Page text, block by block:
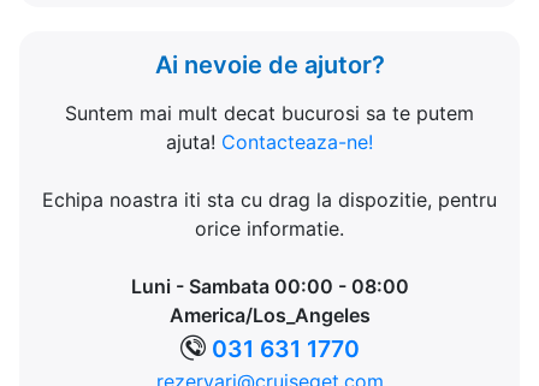
Ai nevoie de ajutor?
Suntem mai mult decat bucurosi sa te putem
ajuta! Contacteaza-ne!
Echipa noastra iti sta cu drag la dispozitie, pentru
orice informatie.
Luni - Sambata 00:00 - 08:00
America/Los_Angeles
031 631 1770